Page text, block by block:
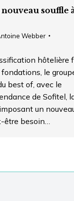
souffle
Webber
hôtelière
le
best of, avec le
de Sofitel,
un
besoin…